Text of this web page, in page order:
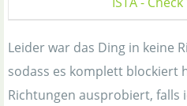
Leider war das Ding in keine
sodass es komplett blockiert
Richtungen ausprobiert, falls